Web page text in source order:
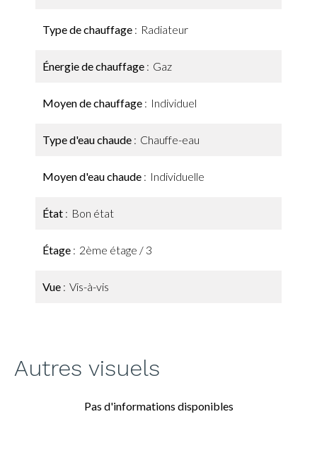
Type de chauffage Radiateur
Énergie de chauffage Gaz
Moyen de chauffage Individuel
Type d'eau chaude Chauffe-eau
Moyen d'eau chaude Individuelle
État Bon état
Étage 2ème étage / 3
Vue Vis-à-vis
Autres visuels
Pas d'informations disponibles